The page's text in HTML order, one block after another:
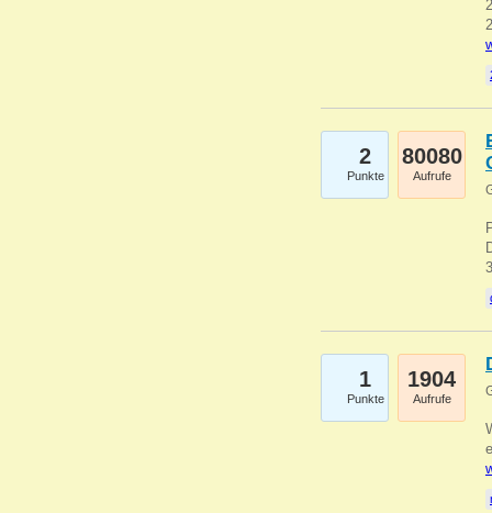
2
Punkte
80080
Aufrufe
1
Punkte
1904
Aufrufe